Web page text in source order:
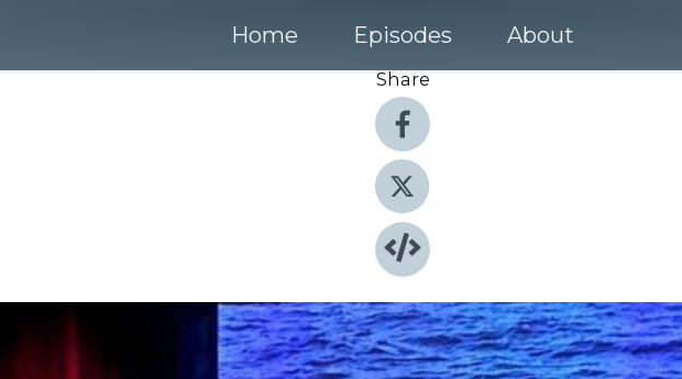
Home Episodes About
Share